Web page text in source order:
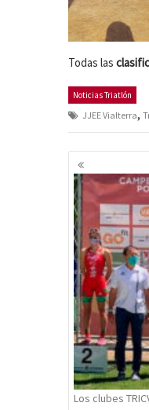
Todas las
Noticias Triatlón
JJEE Vialterra,
de
entradas
Los clubes